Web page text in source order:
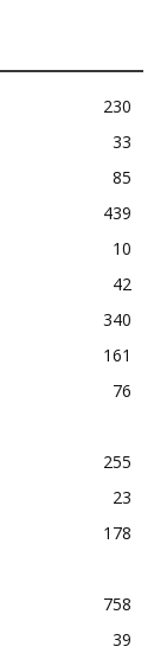
230
33
85
439
10
42
340
161
76
255
23
178
758
39